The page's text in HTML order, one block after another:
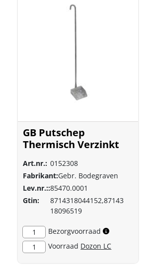
GB Putschep
Thermisch Verzinkt
Art.nr.: 0152308
Fabrikant:Gebr. Bodegraven
Lev.nr.::85470.0001
Gtin:
8714318044152,87143
18096519
1
Bezorgvoorraad
1
Voorraad Dozon LC